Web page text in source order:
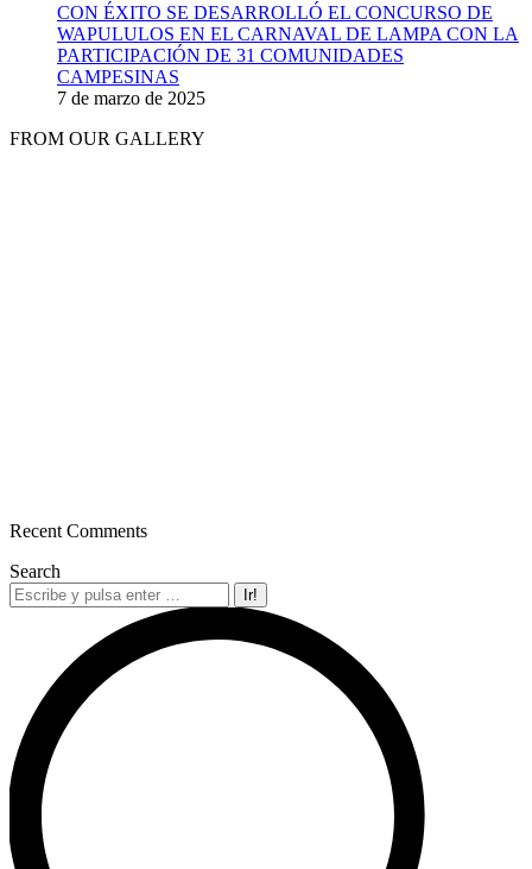
CON ÉXITO SE DESARROLLÓ EL CONCURSO DE
WAPULULOS EN EL CARNAVAL DE LAMPA CON LA
PARTICIPACIÓN DE 31 COMUNIDADES
CAMPESINAS
7 de marzo de 2025
FROM OUR GALLERY
Recent Comments
Search
Buscar: